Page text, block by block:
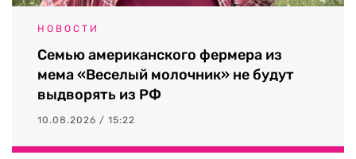
НОВОСТИ
Семью американского фермера из
мема «Веселый молочник» не будут
выдворять из РФ
10.08.2026 / 15:22